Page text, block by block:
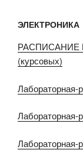
ЭЛЕКТРОНИКА
(курсовых)
Лабораторная-